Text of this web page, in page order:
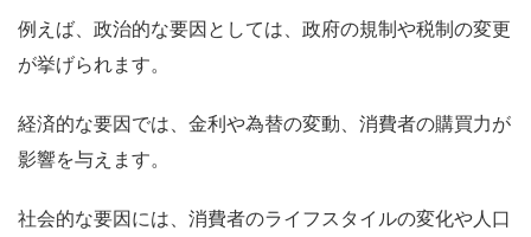
例えば、政治的な要因としては、政府の規制や税制の変更
が挙げられます。
経済的な要因では、金利や為替の変動、消費者の購買力が
影響を与えます。
社会的な要因には、消費者のライフスタイルの変化や人口